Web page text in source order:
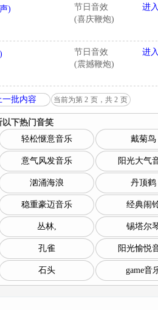
)
节日音效
(喜庆鞭炮)
进
节日音效
(震撼鞭炮)
进
一批内容 当前为第 2 页，共 2 页
以下热门音笑
轻松惬意音乐 戴菊鸟
意气风发音乐 阳光大气
汹涌海浪 丹顶鹤
稳重豪迈音乐 经典闹
丛林, 锡塔尔
孔雀 阳光愉悦
石头 game音